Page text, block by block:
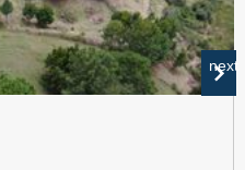
next